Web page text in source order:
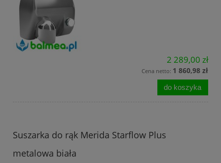
2 289,00 zł
Cena netto: 1 860,98 zł
do koszyka
Suszarka do rąk Merida Starflow Plus
metalowa biała